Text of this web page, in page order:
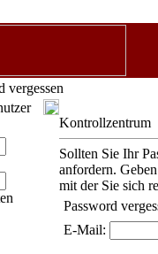
vergessen
Kontrollzentrum
Sollten Sie Ihr
anfordern.
mit der Sie sich
Password
E-Mail: